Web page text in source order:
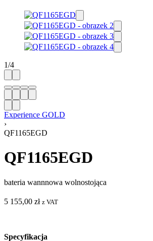
1/4
Experience GOLD
›
QF1165EGD
QF1165EGD
bateria wannnowa wolnostojąca
5 155,00 zł z VAT
Specyfikacja